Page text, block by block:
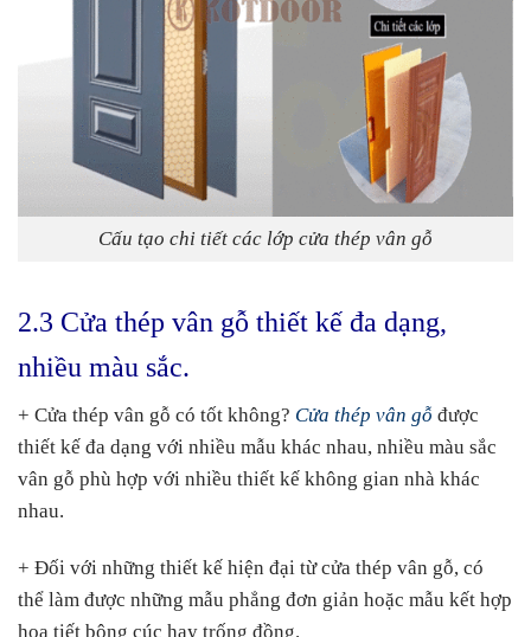
Cấu tạo chi tiết các lớp cửa thép vân gỗ
2.3 Cửa thép vân gỗ thiết kế đa dạng,
nhiều màu sắc.
+ Cửa thép vân gỗ có tốt không? Cửa thép vân gỗ được
thiết kế đa dạng với nhiều mẫu khác nhau, nhiều màu sắc
vân gỗ phù hợp với nhiều thiết kế không gian nhà khác
nhau.
+ Đối với những thiết kế hiện đại từ cửa thép vân gỗ, có
thể làm được những mẫu phẳng đơn giản hoặc mẫu kết hợp
họa tiết bông cúc hay trống đồng.